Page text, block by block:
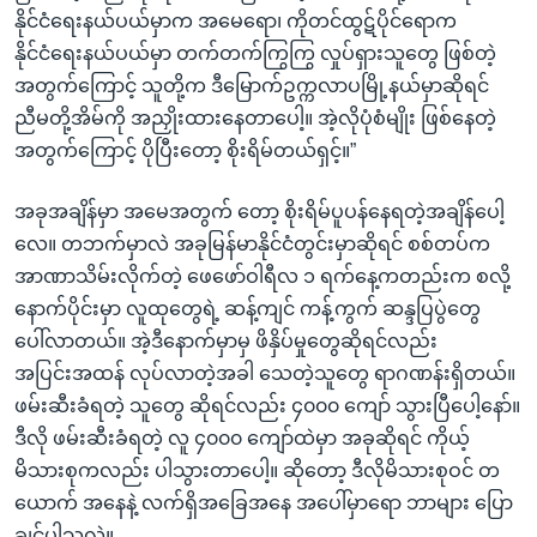
နိုင်ငံရေးနယ်ပယ်မှာက အမေရော၊ ကိုတင်ထွဋ်ပိုင်ရောက
နိုင်ငံရေးနယ်ပယ်မှာ တက်တက်ကြွကြွ လှုပ်ရှားသူတွေ ဖြစ်တဲ့
အတွက်ကြောင့် သူတို့က ဒီမြောက်ဥက္ကလာပမြို့နယ်မှာဆိုရင်
ညီမတို့အိမ်ကို အညှိုးထားနေတာပေါ့။ အဲ့လိုပုံစံမျိုး ဖြစ်နေတဲ့
အတွက်ကြောင့် ပိုပြီးတော့ စိုးရိမ်တယ်ရှင့်။”
အခုအချိန်မှာ အမေအတွက် တော့ စိုးရိမ်ပူပန်နေရတဲ့အချိန်ပေါ့
လေ။ တဘက်မှာလဲ အခုမြန်မာနိုင်ငံတွင်းမှာဆိုရင် စစ်တပ်က
အာဏာသိမ်းလိုက်တဲ့ ဖေဖော်ဝါရီလ ၁ ရက်နေ့ကတည်းက စလို့
နောက်ပိုင်းမှာ လူထုတွေရဲ့ ဆန့်ကျင် ကန့်ကွက် ဆန္ဒပြပွဲတွေ
ပေါ်လာတယ်။ အဲ့ဒီနောက်မှာမှ ဖိနှိပ်မှုတွေဆိုရင်လည်း
အပြင်းအထန် လုပ်လာတဲ့အခါ သေတဲ့သူတွေ ရာဂဏန်းရှိတယ်။
ဖမ်းဆီးခံရတဲ့ သူတွေ ဆိုရင်လည်း ၄၀၀၀ ကျော် သွားပြီပေါ့နော်။
ဒီလို ဖမ်းဆီးခံရတဲ့ လူ ၄၀၀၀ ကျော်ထဲမှာ အခုဆိုရင် ကိုယ့်
မိသားစုကလည်း ပါသွားတာပေါ့။ ဆိုတော့ ဒီလိုမိသားစုဝင် တ
ယောက် အနေနဲ့ လက်ရှိအခြေအနေ အပေါ်မှာရော ဘာများ ပြော